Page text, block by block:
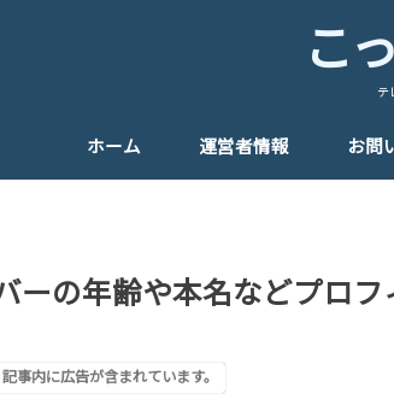
こ
テ
ホーム 運営者情報 お問
ーの年齢や本名などプロ
記事内に広告が含まれています。